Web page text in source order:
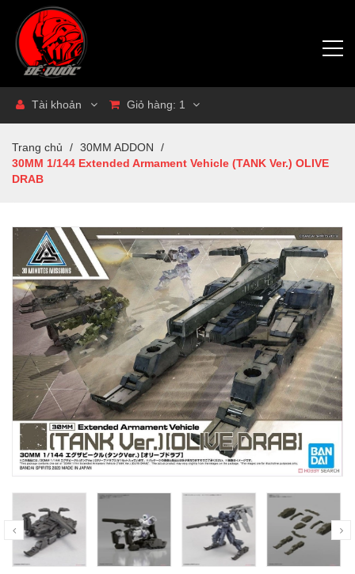
Tài khoản Giỏ hàng: 1
Trang chủ / 30MM ADDON
/
30MM 1/144 Extended Armament Vehicle (TANK Ver.) OLIVE
DRAB